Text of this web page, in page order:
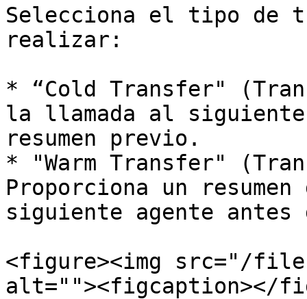
Selecciona el tipo de
realizar:
* “Cold Transfer"
la llamada al
resumen previo.
* "Warm Transfer"
Proporciona un
siguiente agente
<figure><img src="/files/
alt=""><figcaption></